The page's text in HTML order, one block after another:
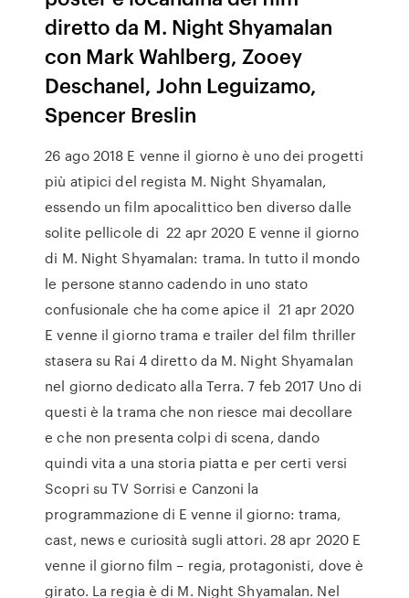
diretto da M. Night Shyamalan
con Mark Wahlberg, Zooey
Deschanel, John Leguizamo,
Spencer Breslin
26 ago 2018 E venne il giorno è uno dei progetti
più atipici del regista M. Night Shyamalan,
essendo un film apocalittico ben diverso dalle
solite pellicole di 22 apr 2020 E venne il giorno
di M. Night Shyamalan: trama. In tutto il mondo
le persone stanno cadendo in uno stato
confusionale che ha come apice il 21 apr 2020
E venne il giorno trama e trailer del film thriller
stasera su Rai 4 diretto da M. Night Shyamalan
nel giorno dedicato alla Terra. 7 feb 2017 Uno di
questi è la trama che non riesce mai decollare
e che non presenta colpi di scena, dando
quindi vita a una storia piatta e per certi versi
Scopri su TV Sorrisi e Canzoni la
programmazione di E venne il giorno: trama,
cast, news e curiosità sugli attori. 28 apr 2020 E
venne il giorno film – regia, protagonisti, dove è
girato. La regia è di M. Night Shyamalan. Nel